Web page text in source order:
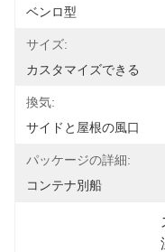
ベンロ型
サイズ:
カスタマイズできる
換気:
サイドと屋根の風口
パッケージの詳細:
コンテナ別船